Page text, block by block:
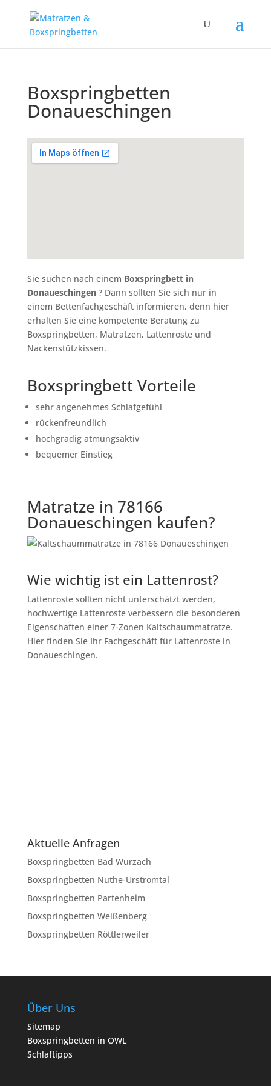
Boxspringbetten
Donaueschingen
Sie suchen nach einem Boxspringbett in
Donaueschingen? Dann sollten Sie sich nur in
einem Bettenfachgeschäft informieren, denn hier
erhalten Sie eine kompetente Beratung zu
Boxspringbetten, Matratzen, Lattenroste und
Nackenstützkissen.
Boxspringbett Vorteile
sehr angenehmes Schlafgefühl
rückenfreundlich
hochgradig atmungsaktiv
bequemer Einstieg
Matratze in 78166
Donaueschingen kaufen?
Wie wichtig ist ein Lattenrost?
Lattenroste sollten nicht unterschätzt werden,
hochwertige Lattenroste verbessern die besonderen
Eigenschaften einer 7-Zonen Kaltschaummatratze.
Hier finden Sie Ihr Fachgeschäft für Lattenroste in
Donaueschingen.
Aktuelle Anfragen
Boxspringbetten Bad Wurzach
Boxspringbetten Nuthe-Urstromtal
Boxspringbetten Partenheim
Boxspringbetten Weißenberg
Boxspringbetten Röttlerweiler
Über Uns
Sitemap
Boxspringbetten in OWL
Schlaftipps